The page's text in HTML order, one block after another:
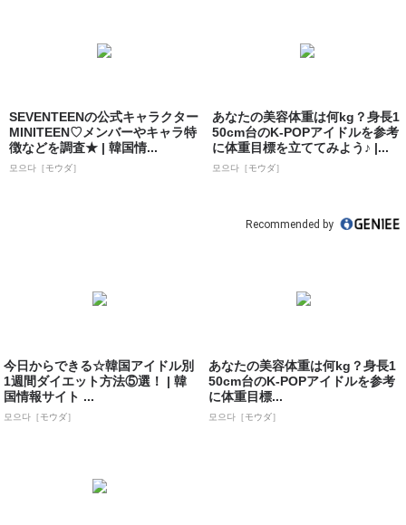
SEVENTEENの公式キャラクター
MINITEEN♡メンバーやキャラ特
徴などを調査★ | 韓国情...
모으다［モウダ］
あなたの美容体重は何kg？身長1
50cm台のK-POPアイドルを参考
に体重目標を立ててみよう♪ |...
모으다［モウダ］
Recommended by
今日からできる☆韓国アイドル別
1週間ダイエット方法⑤選！ | 韓
国情報サイト ...
모으다［モウダ］
あなたの美容体重は何kg？身長1
50cm台のK-POPアイドルを参考
に体重目標...
모으다［モウダ］